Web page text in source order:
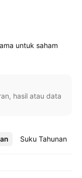
untuk saham
hasil atau data
Suku Tahunan